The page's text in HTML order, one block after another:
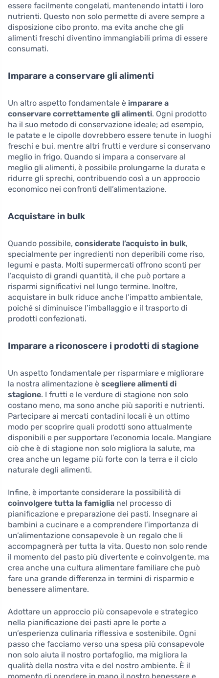
essere facilmente congelati, mantenendo intatti i loro
nutrienti. Questo non solo permette di avere sempre a
disposizione cibo pronto, ma evita anche che gli
alimenti freschi diventino immangiabili prima di essere
consumati.
Imparare a conservare gli alimenti
Un altro aspetto fondamentale è imparare a
conservare correttamente gli alimenti. Ogni prodotto
ha il suo metodo di conservazione ideale; ad esempio,
le patate e le cipolle dovrebbero essere tenute in luoghi
freschi e bui, mentre altri frutti e verdure si conservano
meglio in frigo. Quando si impara a conservare al
meglio gli alimenti, è possibile prolungarne la durata e
ridurre gli sprechi, contribuendo così a un approccio
economico nei confronti dell’alimentazione.
Acquistare in bulk
Quando possibile, considerate l’acquisto in bulk,
specialmente per ingredienti non deperibili come riso,
legumi e pasta. Molti supermercati offrono sconti per
l’acquisto di grandi quantità, il che può portare a
risparmi significativi nel lungo termine. Inoltre,
acquistare in bulk riduce anche l’impatto ambientale,
poiché si diminuisce l’imballaggio e il trasporto di
prodotti confezionati.
Imparare a riconoscere i prodotti di stagione
Un aspetto fondamentale per risparmiare e migliorare
la nostra alimentazione è scegliere alimenti di
stagione. I frutti e le verdure di stagione non solo
costano meno, ma sono anche più saporiti e nutrienti.
Partecipare ai mercati contadini locali è un ottimo
modo per scoprire quali prodotti sono attualmente
disponibili e per supportare l’economia locale. Mangiare
ciò che è di stagione non solo migliora la salute, ma
crea anche un legame più forte con la terra e il ciclo
naturale degli alimenti.
Infine, è importante considerare la possibilità di
coinvolgere tutta la famiglia nel processo di
pianificazione e preparazione dei pasti. Insegnare ai
bambini a cucinare e a comprendere l’importanza di
un’alimentazione consapevole è un regalo che li
accompagnerà per tutta la vita. Questo non solo rende
il momento del pasto più divertente e coinvolgente, ma
crea anche una cultura alimentare familiare che può
fare una grande differenza in termini di risparmio e
benessere alimentare.
Adottare un approccio più consapevole e strategico
nella pianificazione dei pasti apre le porte a
un’esperienza culinaria riflessiva e sostenibile. Ogni
passo che facciamo verso una spesa più consapevole
non solo aiuta il nostro portafoglio, ma migliora la
qualità della nostra vita e del nostro ambiente. È il